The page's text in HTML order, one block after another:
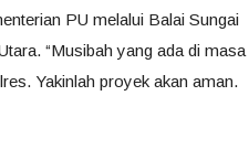
PU melalui Balai Sungai
“Musibah yang ada di masa
Yakinlah proyek akan aman.